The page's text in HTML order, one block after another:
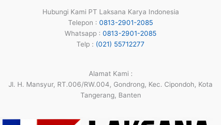
Hubungi Kami PT Laksana Karya Indonesia
Telepon : 0813-2901-2085
Whatsapp : 0813-2901-2085
Telp : (021) 55712277
Alamat Kami :
Jl. H. Mansyur, RT.006/RW.004, Gondrong, Kec. Cipondoh, Kota
Tangerang, Banten